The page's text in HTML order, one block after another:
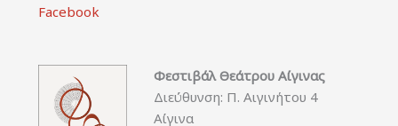
Facebook
Φεστιβάλ Θεάτρου Αίγινας
Διεύθυνση: Π. Αιγινήτου 4
Αίγινα